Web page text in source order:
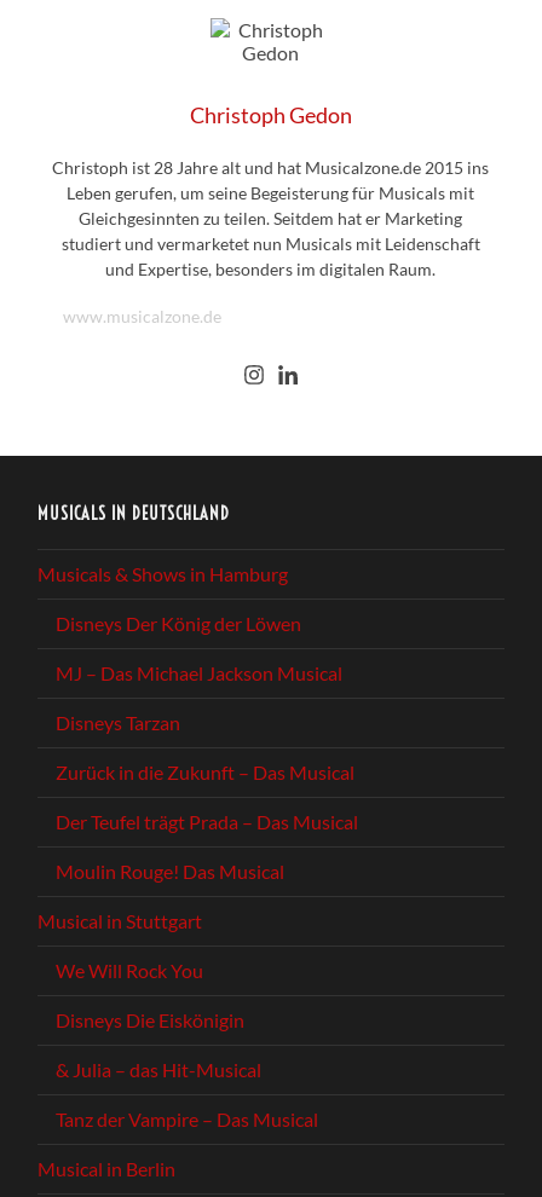
Christoph Gedon
Christoph ist 28 Jahre alt und hat Musicalzone.de 2015 ins
Leben gerufen, um seine Begeisterung für Musicals mit
Gleichgesinnten zu teilen. Seitdem hat er Marketing
studiert und vermarketet nun Musicals mit Leidenschaft
und Expertise, besonders im digitalen Raum.
www.musicalzone.de
MUSICALS IN DEUTSCHLAND
Musicals & Shows in Hamburg
Disneys Der König der Löwen
MJ – Das Michael Jackson Musical
Disneys Tarzan
Zurück in die Zukunft – Das Musical
Der Teufel trägt Prada – Das Musical
Moulin Rouge! Das Musical
Musical in Stuttgart
We Will Rock You
Disneys Die Eiskönigin
& Julia – das Hit-Musical
Tanz der Vampire – Das Musical
Musical in Berlin